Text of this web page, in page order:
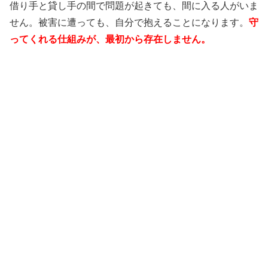
借り手と貸し手の間で問題が起きても、間に入る人がいま
せん。被害に遭っても、自分で抱えることになります。 守
ってくれる仕組みが、最初から存在しません。